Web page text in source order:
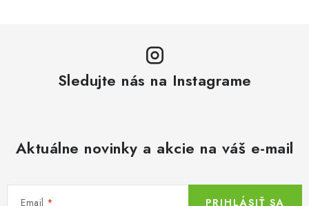
Sledujte nás na Instagrame
Aktuálne novinky a akcie na váš e-mail
Email PRIHLÁSIŤ SA